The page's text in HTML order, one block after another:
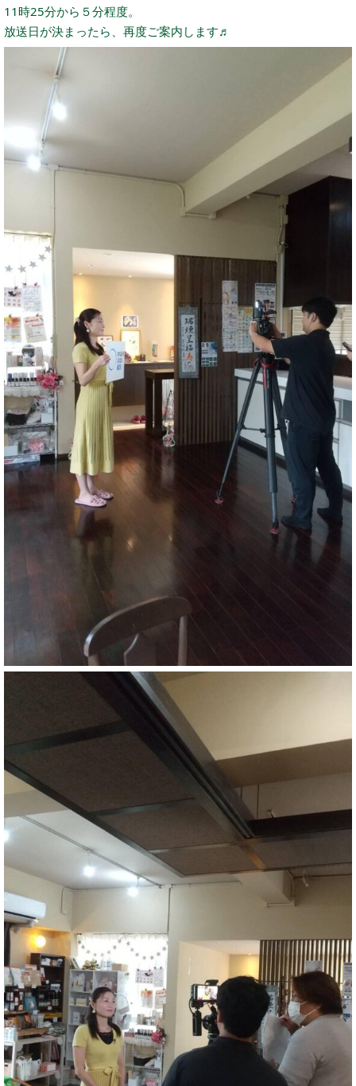
11時25分から５分程度。
放送日が決まったら、再度ご案内します♬